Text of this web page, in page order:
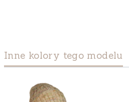
Inne kolory tego modelu